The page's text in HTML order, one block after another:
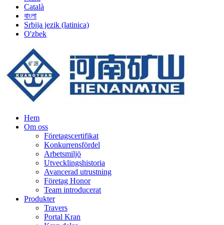
Català
বাংলা
Srbija jezik (latinica)
O'zbek
Hem
Om oss
Företagscertifikat
Konkurrensfördel
Arbetsmiljö
Utvecklingshistoria
Avancerad utrustning
Företag Honor
Team introducerat
Produkter
Travers
Portal Kran